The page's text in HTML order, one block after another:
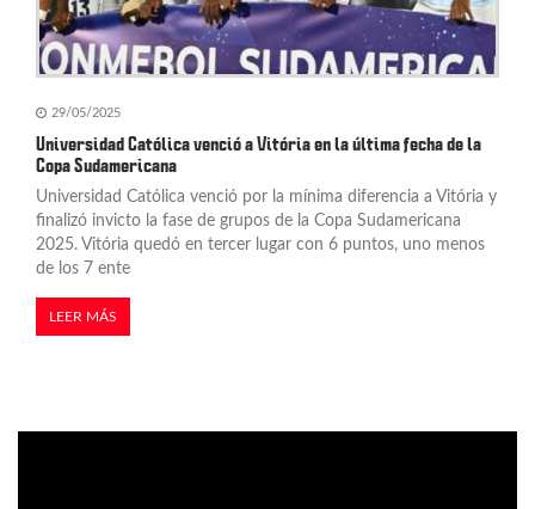
29/05/2025
Universidad Católica venció a Vitória en la última fecha de la
Copa Sudamericana
Universidad Católica venció por la mínima diferencia a Vitória y
finalizó invicto la fase de grupos de la Copa Sudamericana
2025. Vitória quedó en tercer lugar con 6 puntos, uno menos
de los 7 ente
LEER MÁS